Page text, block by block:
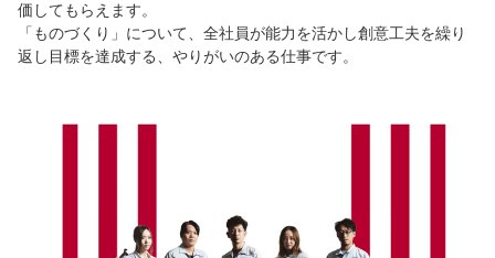
価してもらえます。
「ものづくり」について、全社員が能力を活かし創意工夫を繰り
返し目標を達成する、やりがいのある仕事です。